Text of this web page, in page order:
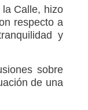
Calle, hizo
respecto a
y
sobre
de una